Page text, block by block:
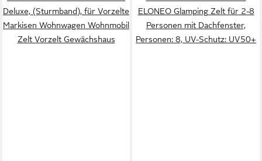
Deluxe, (Sturmband), für Vorzelte
Markisen Wohnwagen Wohnmobil
Zelt Vorzelt Gewächshaus
ELONEO Glamping Zelt für 2-8
Personen mit Dachfenster,
Personen: 8, UV-Schutz: UV50+